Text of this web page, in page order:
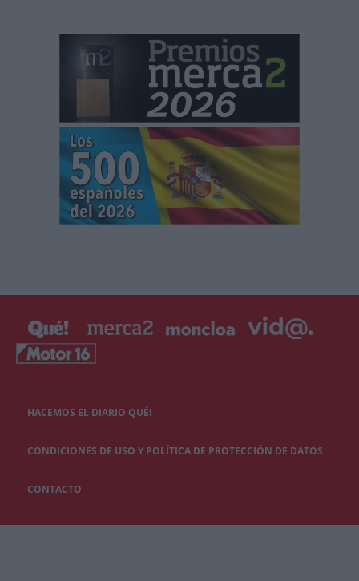
HACEMOS EL DIARIO QUÉ!
CONDICIONES DE USO Y POLÍTICA DE PROTECCIÓN DE DATOS
CONTACTO